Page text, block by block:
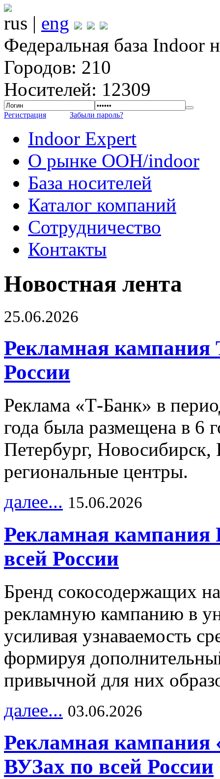
rus | eng
Федеральная база Indoor
Городов: 210
Носителей: 12309
Регистрация Забыли пароль?
Indoor Expert
О рынке OOH/indoor
База носителей
Каталог компаний
Сотрудничество
Контакты
Новостная лента
25.06.2026
Рекламная кампания
России
Реклама «Т-Банк» в
года была размещена в 6
Петербург,
региональные центры.
далее... 15.06.2026
Рекламная
всей России
Бренд сокосодержащих
рекламную кампанию в
усиливая узнаваемость
формируя
привычной для них
далее... 03.06.2026
Рекламная кампания
ВУЗах по всей России